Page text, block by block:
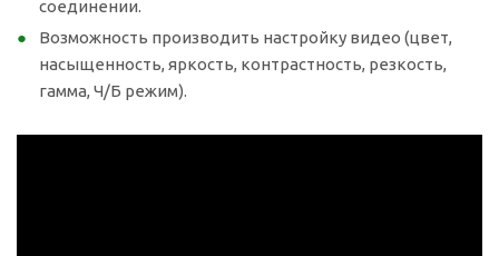
соединении.
Возможность производить настройку видео (цвет,
насыщенность, яркость, контрастность, резкость,
гамма, Ч/Б режим).